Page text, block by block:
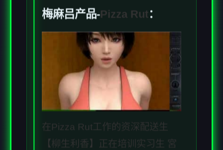
梅麻吕产品-Pizza Rut：
在Pizza Rut工作的资深配送生
【柳生利香】正在培训实习生 宮